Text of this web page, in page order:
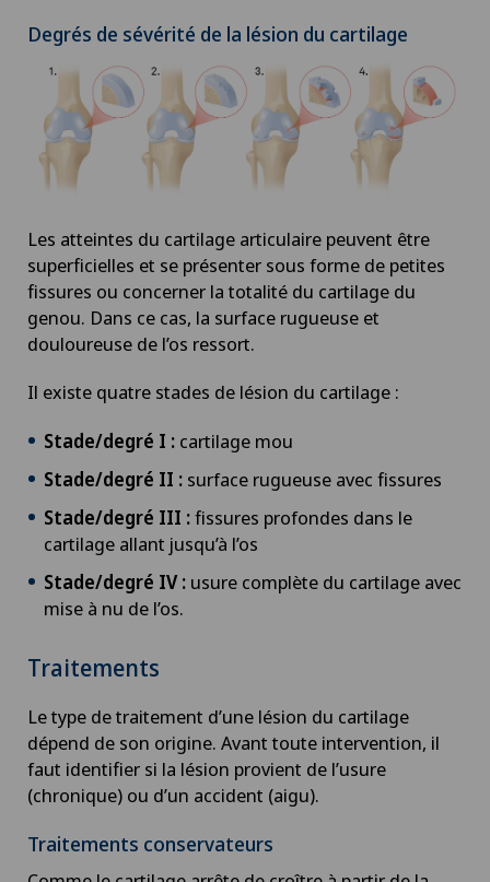
Check-up pour les sportifs
Chiropractie
Chirurgie aortique
Chirurgie cervico-faciale
Chirurgie de la colonne vertébrale/du rachis
Chirurgie de la hanche
Chirurgie de la main
Chirurgie de la rétine
Chirurgie de la thyroïde (chirurgie
endocrinienne)
Chirurgie de l’épaule
Chirurgie de l’intestin grêle
Chirurgie des paupières
Chirurgie du côlon
Degrés de sévérité de la lésion du cartilage
Les atteintes du cartilage articulaire peuvent être
superficielles et se présenter sous forme de petites
fissures ou concerner la totalité du cartilage du
genou. Dans ce cas, la surface rugueuse et
douloureuse de l’os ressort.
Il existe quatre stades de lésion du cartilage :
Stade/degré I : cartilage mou
Stade/degré II : surface rugueuse avec fissures
Stade/degré III :fissures profondes dans le
cartilage allant jusqu’à l’os
Stade/degré IV : usure complète du cartilage avec
mise à nu de l’os.
Traitements
Le type de traitement d’une lésion du cartilage
dépend de son origine. Avant toute intervention, il
faut identifier si la lésion provient de l’usure
(chronique) ou d’un accident (aigu).
Traitements conservateurs